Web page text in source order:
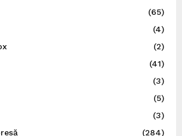
(65)
(4)
(2)
(41)
(3)
(5)
(3)
(284)